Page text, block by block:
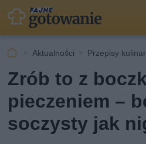
Aktualności Przepisy
Zrób to z
pieczeniem –
soczysty jak